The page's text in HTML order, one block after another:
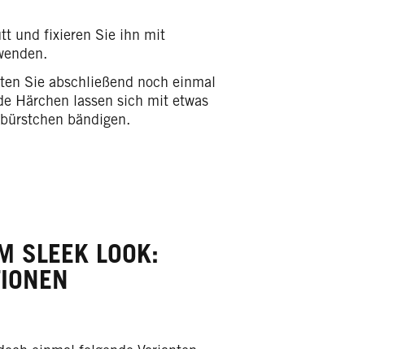
und fixieren Sie ihn mit
Sie abschließend noch einmal
Härchen lassen sich mit etwas
bändigen.
SLEEK LOOK: